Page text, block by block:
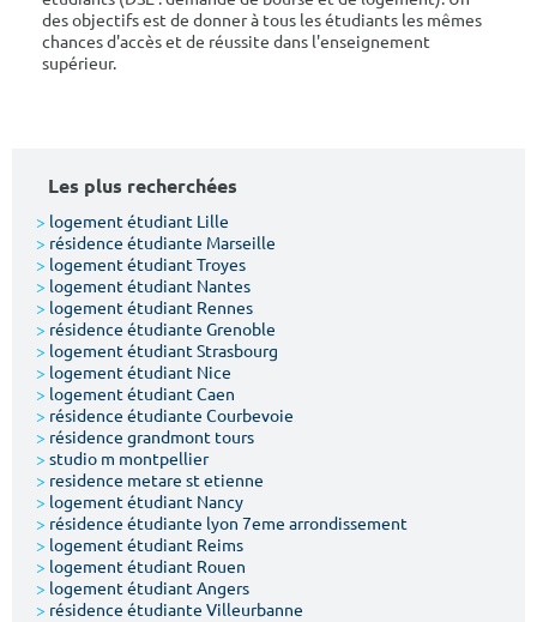
des objectifs est de donner à tous les étudiants les mêmes
chances d'accès et de réussite dans l'enseignement
supérieur.
Les plus recherchées
> logement étudiant Lille
> résidence étudiante Marseille
> logement étudiant Troyes
> logement étudiant Nantes
> logement étudiant Rennes
> résidence étudiante Grenoble
> logement étudiant Strasbourg
> logement étudiant Nice
> logement étudiant Caen
> résidence étudiante Courbevoie
> résidence grandmont tours
> studio m montpellier
> residence metare st etienne
> logement étudiant Nancy
> résidence étudiante lyon 7eme arrondissement
> logement étudiant Reims
> logement étudiant Rouen
> logement étudiant Angers
> résidence étudiante Villeurbanne